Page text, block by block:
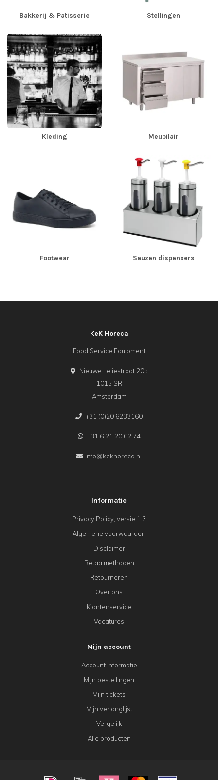
Bakkerij & Patisserie Stellingen
Kleding Meubilair
Footwear Sauzen dispensers
KeK Horeca
Food Service Equipment
Nieuwe Leliestraat 20c
1015 SR
Amsterdam
+31 (0)20 6233160
+31 6 21 20 02 74
info@kekhoreca.nl
Informatie
Privacy Policy, versie 1.3
Algemene voorwaarden
Disclaimer
Betaalmethoden
Retourneren
Over ons
Klantenservice
Vacatures
Mijn account
Account informatie
Mijn bestellingen
Mijn tickets
Mijn verlanglijst
Vergelijk
Alle producten